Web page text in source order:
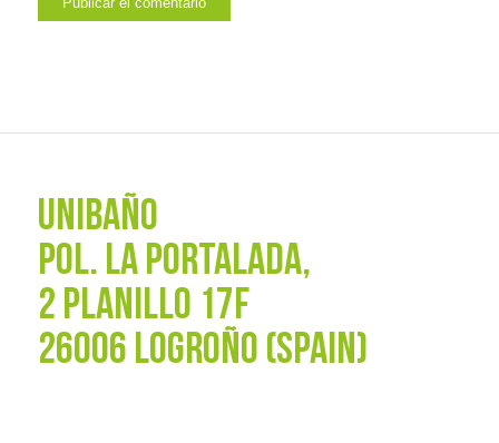
UNIBAÑO
POL. La Portalada,
2 PLANILLO 17F
26006 LOGROÑO (SPAIN)